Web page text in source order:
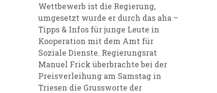
Wettbewerb ist die Regierung,
umgesetzt wurde er durch das aha –
Tipps & Infos für junge Leute in
Kooperation mit dem Amt für
Soziale Dienste. Regierungsrat
Manuel Frick überbrachte bei der
Preisverleihung am Samstag in
Triesen die Grussworte der